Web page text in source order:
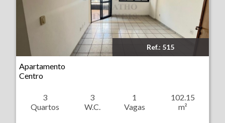
Imóvel: Apartamento - Centro - Ribeirão Preto Ref.: 515
Apartamento
Centro
3
Quartos
3
W.C.
1
Vagas
102.15
m²